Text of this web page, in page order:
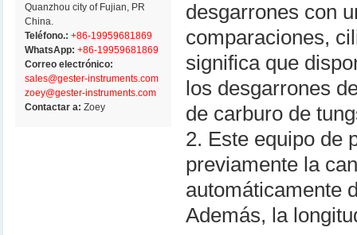
Quanzhou city of Fujian, PR
China.
Teléfono.: +86-19959681869
WhatsApp: +86-19959681869
Correo electrónico:
sales@gester-instruments.com
zoey@gester-instruments.com
Contactar a:Zoey
desgarrones con
comparaciones,
significa que
los desgarrones
de carburo de
2. Este equipo de
previamente la
automáticamente
Además, la